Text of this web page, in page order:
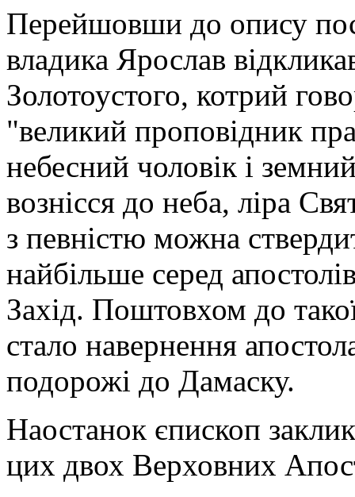
Перейшовши до опису
владика Ярослав
Золотоустого, котрий
"великий проповідник
небесний чоловік і
вознісся до неба, ліра
з певністю можна
найбільше серед
Захід. Поштовхом до
стало навернення
подорожі до Дамаску.
Наостанок єпископ
цих двох Верховних